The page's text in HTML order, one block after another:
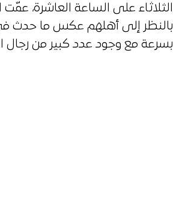
الثلاثاء على الساعة العاشرة،
بالنظر إلى أهلهم عكس ما حدث
بسرعة مع وجود عدد كبير من رجال